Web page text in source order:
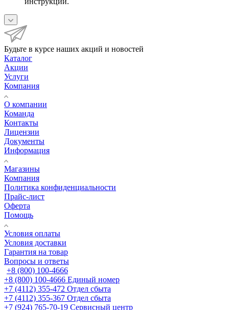
Будьте в курсе наших акций и новостей
Каталог
Акции
Услуги
Компания
О компании
Команда
Контакты
Лицензии
Документы
Информация
Магазины
Компания
Политика конфиденциальности
Прайс-лист
Оферта
Помощь
Условия оплаты
Условия доставки
Гарантия на товар
Вопросы и ответы
+8 (800) 100-4666
+8 (800) 100-4666 Единый номер
+7 (4112) 355-472 Отдел сбыта
+7 (4112) 355-367 Отдел сбыта
+7 (924) 765-70-19 Сервисный центр